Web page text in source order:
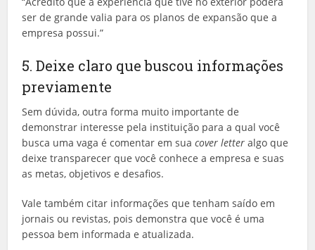
ser de grande valia para os planos de expansão que a
empresa possui.”
5. Deixe claro que buscou informações
previamente
Sem dúvida, outra forma muito importante de
demonstrar interesse pela instituição para a qual você
busca uma vaga é comentar em suacover letter algo que
deixe transparecer que você conhece a empresa e suas
as metas, objetivos e desafios.
Vale também citar informações que tenham saído em
jornais ou revistas, pois demonstra que você é uma
pessoa bem informada e atualizada.